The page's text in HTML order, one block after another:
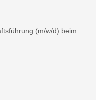
(m/w/d) beim